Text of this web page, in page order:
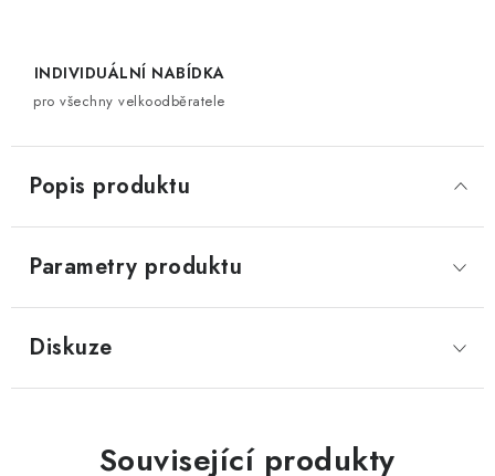
INDIVIDUÁLNÍ NABÍDKA
pro všechny velkoodběratele
Popis produktu
Parametry produktu
Diskuze
Související produkty